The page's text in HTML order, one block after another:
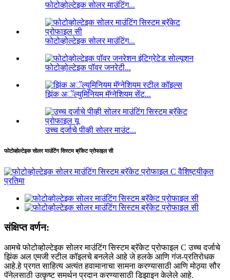
फोटोव्होल्टेइक सोलर माउंटिंग...
फोटोव्होल्टेइक सोलर माउंटिंग...
फोटोव्होल्टेइक पॉवर जनरेटी...
झिंक अॅल्युमिनियम मॅग्नेशियम सेंट...
उच्च दर्जाचे पीव्ही सोलर माउंट...
फोटोव्होल्टेइक सोलर माउंटिंग सिस्टम ब्रॅकेट प्रोफाइल सी
संक्षिप्त वर्णन:
आमचे फोटोव्होल्टेइक सोलर माउंटिंग सिस्टम ब्रॅकेट प्रोफाइल C उच्च दर्जाचे
झिंक अल एमजी स्टील कॉइलचे बनलेले आहे जे हलके आणि गंज-प्रतिरोधक
आहे.हे प्रगत साहित्य अत्यंत हवामानाचा सामना करण्यासाठी आणि मोठ्या सौर
पॅनेलसाठी उत्कृष्ट समर्थन प्रदान करण्यासाठी डिझाइन केलेले आहे.